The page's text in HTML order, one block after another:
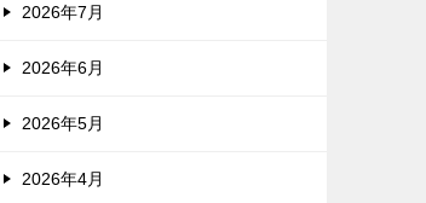
2026年7月
2026年6月
2026年5月
2026年4月